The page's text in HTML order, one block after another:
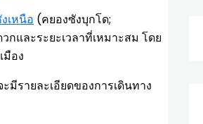
เหนือ (คยองซังบุกโด;
และระยะเวลาที่เหมาะสม โดย
มือง
มีรายละเอียดของการเดินทาง